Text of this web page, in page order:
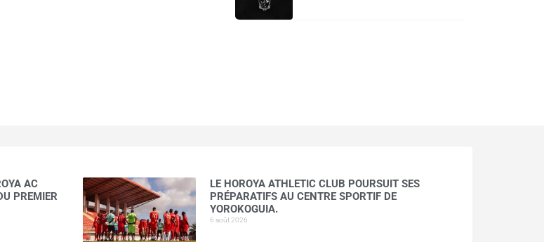
AC
PREMIER
LE HOROYA ATHLETIC CLUB POURSUIT SES
PRÉPARATIFS AU CENTRE SPORTIF DE
YOROKOGUIA.
6 août 2026